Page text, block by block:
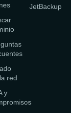
red
y
JetBackup